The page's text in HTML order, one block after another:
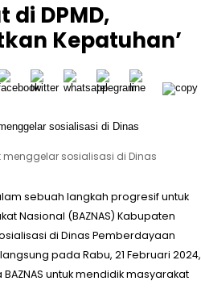
di DPMD,
Kepatuhan’
menggelar sosialisasi di Dinas
sebuah langkah progresif untuk
Nasional (BAZNAS) Kabupaten
di Dinas Pemberdayaan
pada Rabu, 21 Februari 2024,
untuk mendidik masyarakat